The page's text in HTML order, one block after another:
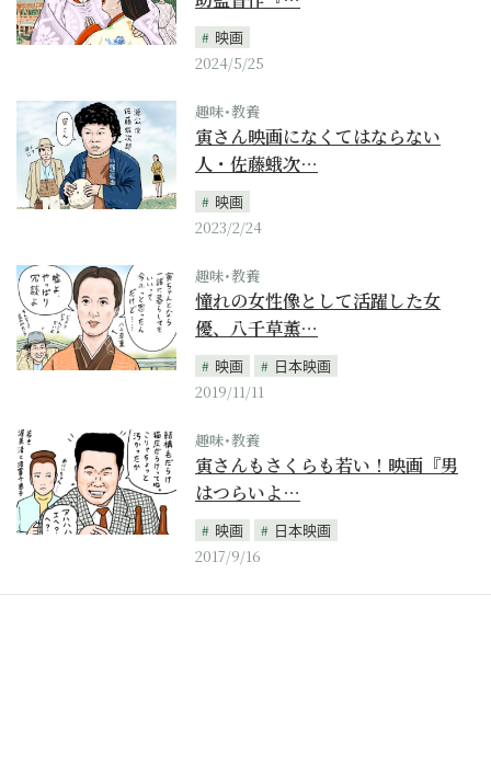
映画
2024/5/25
趣味･教養
寅さん映画になくてはならない
人・佐藤蛾次…
映画
2023/2/24
趣味･教養
憧れの女性像として活躍した女
優、八千草薫…
映画
日本映画
2019/11/11
趣味･教養
寅さんもさくらも若い！映画『男
はつらいよ…
映画
日本映画
2017/9/16